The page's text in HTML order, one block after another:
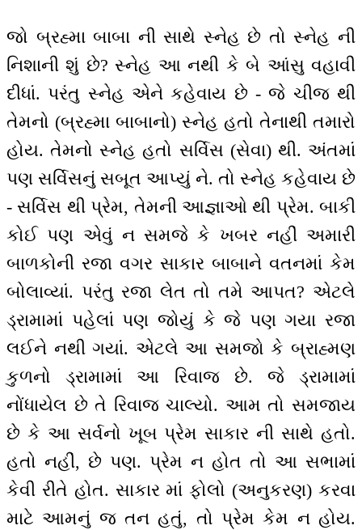
જો બ્રહ્મા બાબા ની સાથે સ્નેહ છે તો સ્નેહ ની
નિશાની શું છે? સ્નેહ આ નથી કે બે આંસુ વહાવી
દીધાં. પરંતુ સ્નેહ એને કહેવાય છે - જે ચીજ થી
તેમનો (બ્રહ્મા બાબાનો) સ્નેહ હતો તેનાથી તમારો
હોય. તેમનો સ્નેહ હતો સર્વિસ (સેવા) થી. અંતમાં
પણ સર્વિસનું સબૂત આપ્યું ને. તો સ્નેહ કહેવાય છે
- સર્વિસ થી પ્રેમ, તેમની આજ્ઞાઓ થી પ્રેમ. બાકી
કોઈ પણ એવું ન સમજે કે ખબર નહીં અમારી
બાળકોની રજા વગર સાકાર બાબાને વતનમાં કેમ
બોલાવ્યાં. પરંતુ રજા લેત તો તમે આપત? એટલે
ડ્રામામાં પહેલાં પણ જોયું કે જે પણ ગયા રજા
લઈને નથી ગયાં. એટલે આ સમજો કે બ્રાહ્મણ
કુળનો ડ્રામામાં આ રિવાજ છે. જે ડ્રામામાં
નોંધાયેલ છે તે રિવાજ ચાલ્યો. આમ તો સમજાય
છે કે આ સર્વનો ખૂબ પ્રેમ સાકાર ની સાથે હતો.
હતો નહીં, છે પણ. પ્રેમ ન હોત તો આ સભામાં
કેવી રીતે હોત. સાકાર માં ફોલો (અનુકરણ) કરવા
માટે આમનું જ તન હતું, તો પ્રેમ કેમ ન હોય.